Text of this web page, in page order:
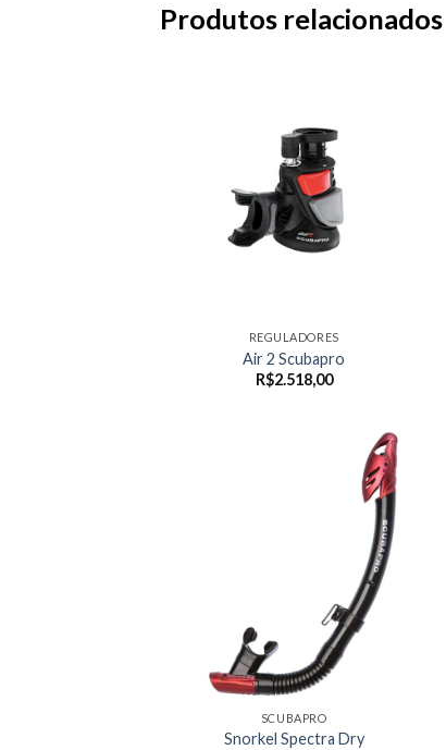
Produtos relacionados
REGULADORES
Air 2 Scubapro
R$2.518,00
SCUBAPRO
Snorkel Spectra Dry